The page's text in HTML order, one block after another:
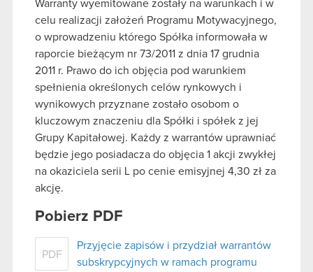
Warranty wyemitowane zostały na warunkach i w
celu realizacji założeń Programu Motywacyjnego,
o wprowadzeniu którego Spółka informowała w
raporcie bieżącym nr 73/2011 z dnia 17 grudnia
2011 r. Prawo do ich objęcia pod warunkiem
spełnienia określonych celów rynkowych i
wynikowych przyznane zostało osobom o
kluczowym znaczeniu dla Spółki i spółek z jej
Grupy Kapitałowej. Każdy z warrantów uprawniać
będzie jego posiadacza do objęcia 1 akcji zwykłej
na okaziciela serii L po cenie emisyjnej 4,30 zł za
akcję.
Pobierz PDF
PDF
Przyjęcie zapisów i przydział warrantów
subskrypcyjnych w ramach programu